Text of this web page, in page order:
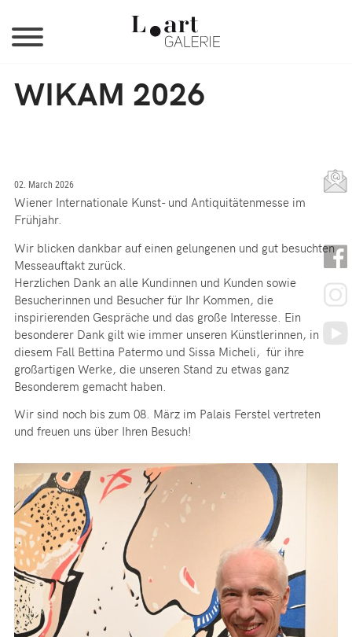
WIKAM 2026
02. March 2026
Wiener Internationale Kunst- und Antiquitätenmesse im
Frühjahr.
Wir blicken dankbar auf einen gelungenen und gut besuchten
Messeauftakt zurück.
Herzlichen Dank an alle Kundinnen und Kunden sowie
Besucherinnen und Besucher für Ihr Kommen, die
inspirierenden Gespräche und das große Interesse. Ein
besonderer Dank gilt wie immer unseren Künstlerinnen, in
diesem Fall Bettina Patermo und Sissa Micheli, für ihre
großartigen Werke, die unseren Stand zu etwas ganz
Besonderem gemacht haben.
Wir sind noch bis zum 08. März im Palais Ferstel vertreten
und freuen uns über Ihren Besuch!